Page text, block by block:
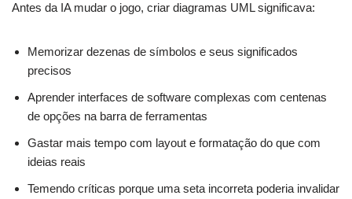
Antes da IA mudar o jogo, criar diagramas UML significava:
Memorizar dezenas de símbolos e seus significados
precisos
Aprender interfaces de software complexas com centenas
de opções na barra de ferramentas
Gastar mais tempo com layout e formatação do que com
ideias reais
Temendo críticas porque uma seta incorreta poderia invalidar